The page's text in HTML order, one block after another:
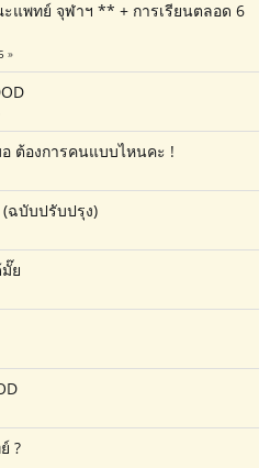
พทย์ จุฬาฯ ** + การเรียนตลอด 6
»
ต้องการคนแบบไหนคะ !
ฉบับปรับปรุง)
ย
?